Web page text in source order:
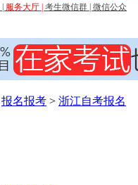
服务大厅 考生微信群 微信公众
报名报考 > 浙江自考报名